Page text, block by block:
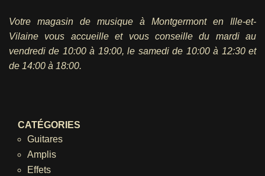
Votre magasin de musique à Montgermont en Ille-et-
Vilaine vous accueille et vous conseille du mardi au
vendredi de 10:00 à 19:00, le samedi de 10:00 à 12:30 et
de 14:00 à 18:00.
CATÉGORIES
Guitares
Amplis
Effets